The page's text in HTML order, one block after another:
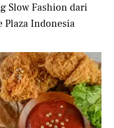
Slow Fashion dari
Plaza Indonesia